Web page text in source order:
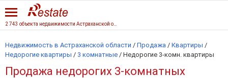
Недвижимость в Астраханской области / Продажа / Квартиры /
Недорогие квартиры / 3 комнатные / Недорогие 3-комн. квартиры
Продажа недорогих 3-комнатных